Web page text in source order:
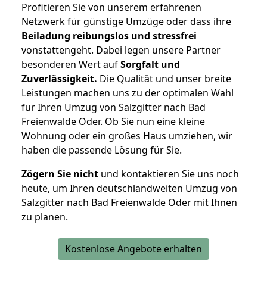
Profitieren Sie von unserem erfahrenen
Netzwerk für günstige Umzüge oder dass ihre
Beiladung reibungslos und stressfrei
vonstattengeht. Dabei legen unsere Partner
besonderen Wert aufSorgfalt und
Zuverlässigkeit. Die Qualität und unser breite
Leistungen machen uns zu der optimalen Wahl
für Ihren Umzug von Salzgitter nach Bad
Freienwalde Oder. Ob Sie nun eine kleine
Wohnung oder ein großes Haus umziehen, wir
haben die passende Lösung für Sie.
Zögern Sie nicht und kontaktieren Sie uns noch
heute, um Ihren deutschlandweiten Umzug von
Salzgitter nach Bad Freienwalde Oder mit Ihnen
zu planen.
Kostenlose Angebote erhalten